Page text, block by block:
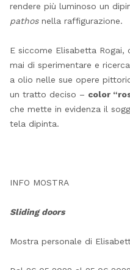
rendere più luminoso un
pathosnella raffigurazione.
E siccome Elisabetta
mai di sperimentare e
a olio nelle sue opere
un tratto deciso – color
che mette in evidenza il
tela dipinta.
INFO MOSTRA
Sliding doors
Mostra personale di